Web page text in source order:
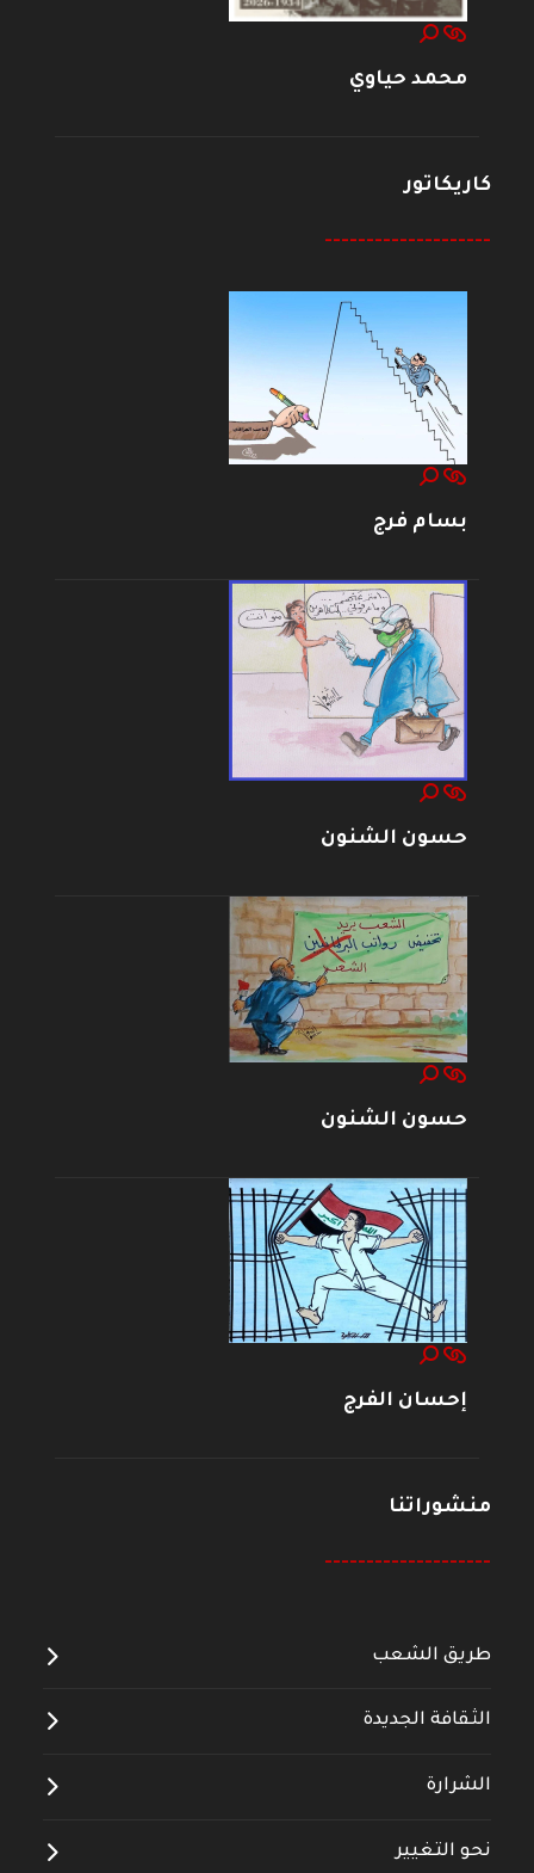
محمد حياوي
كاريكاتور
--------------------
بسام فرج
حسون الشنون
حسون الشنون
إحسان الفرج
منشوراتنا
--------------------
طريق الشعب
الثقافة الجديدة
الشرارة
نحو التغيير